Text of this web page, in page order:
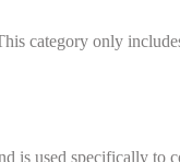
category only
used specifically to